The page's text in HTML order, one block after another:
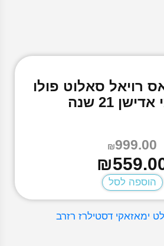
רויאל סאלוט פולו
21 שנה
₪999.00
המחיר
המקורי
היה:
₪999.00.
₪
המחיר
הנוכחי
הוא:
₪559.00.
הוספה לסל